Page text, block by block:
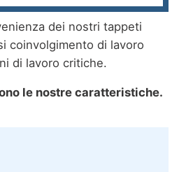
dei nostri tappeti
coinvolgimento di lavoro
di lavoro critiche.
le nostre caratteristiche.